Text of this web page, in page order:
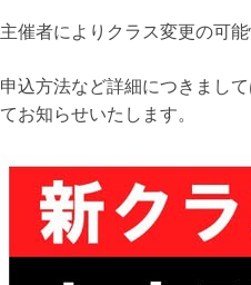
主催者によりクラス変更の可能
申込方法など詳細につきまし
てお知らせいたします。